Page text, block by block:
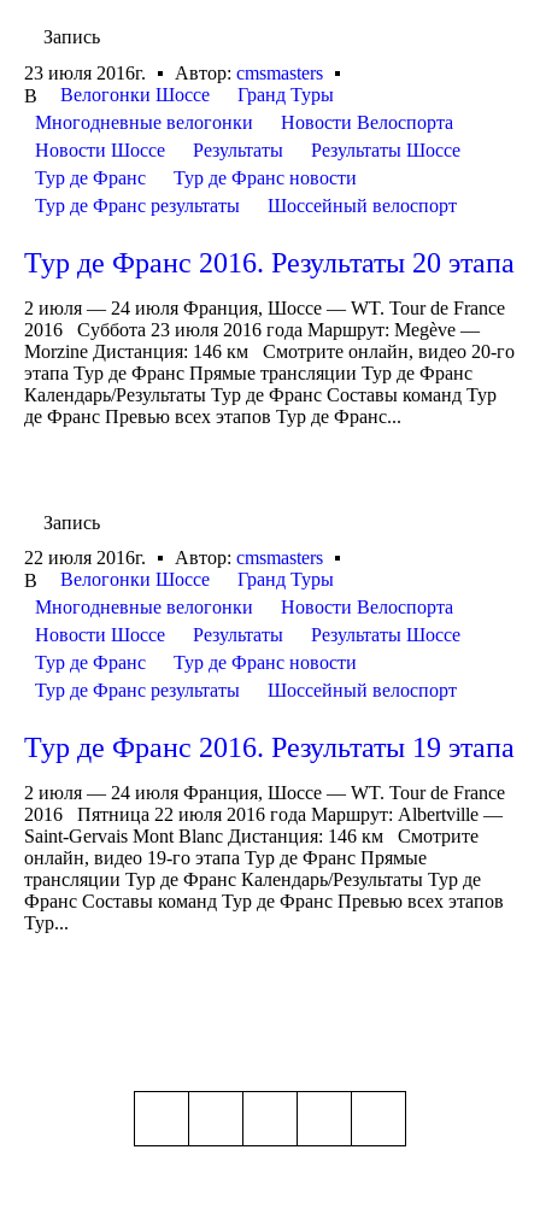
Запись
23 июля 2016г.
Автор: cmsmasters
В
Велогонки Шоссе
Гранд Туры
Многодневные велогонки
Новости Велоспорта
Новости Шоссе
Результаты
Результаты Шоссе
Тур де Франс
Тур де Франс новости
Тур де Франс результаты
Шоссейный велоспорт
Тур де Франс 2016. Результаты 20 этапа
2 июля — 24 июля Франция, Шоссе — WT. Tour de France
2016 Суббота 23 июля 2016 года Маршрут: Megève —
Morzine Дистанция: 146 км Смотрите онлайн, видео 20-го
этапа Тур де Франс Прямые трансляции Тур де Франс
Календарь/Результаты Тур де Франс Составы команд Тур
де Франс Превью всех этапов Тур де Франс...
Запись
22 июля 2016г.
Автор: cmsmasters
В
Велогонки Шоссе
Гранд Туры
Многодневные велогонки
Новости Велоспорта
Новости Шоссе
Результаты
Результаты Шоссе
Тур де Франс
Тур де Франс новости
Тур де Франс результаты
Шоссейный велоспорт
Тур де Франс 2016. Результаты 19 этапа
2 июля — 24 июля Франция, Шоссе — WT. Tour de France
2016 Пятница 22 июля 2016 года Маршрут: Albertville —
Saint-Gervais Mont Blanc Дистанция: 146 км Смотрите
онлайн, видео 19-го этапа Тур де Франс Прямые
трансляции Тур де Франс Календарь/Результаты Тур де
Франс Составы команд Тур де Франс Превью всех этапов
Тур...